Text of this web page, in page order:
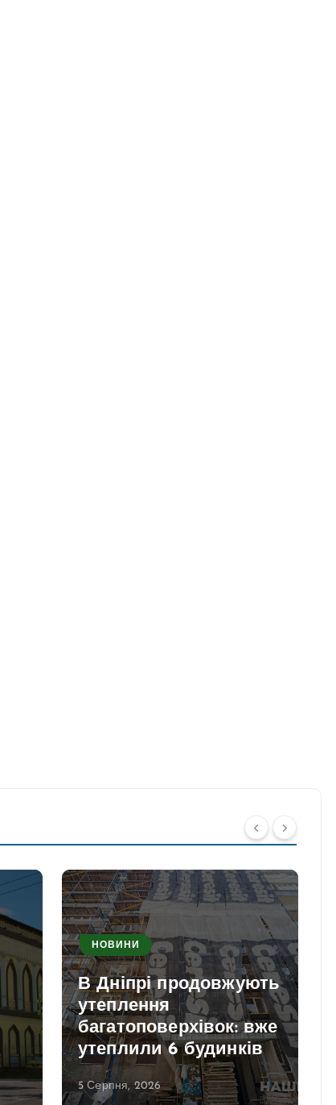
НОВИНИ
В Дніпрі продовжують
утеплення
багатоповерхівок: вже
утеплили 6 будинків
5 Серпня, 2026